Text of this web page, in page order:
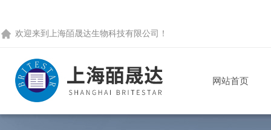
欢迎来到 上海皕晟达生物科技有限公司 ！
网站首页